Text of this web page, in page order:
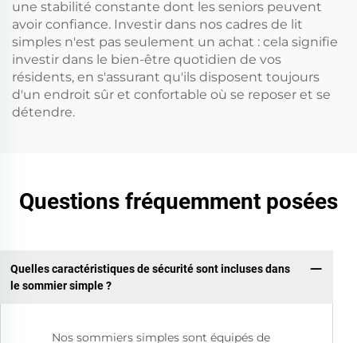
une stabilité constante dont les seniors peuvent
avoir confiance. Investir dans nos cadres de lit
simples n'est pas seulement un achat : cela signifie
investir dans le bien-être quotidien de vos
résidents, en s'assurant qu'ils disposent toujours
d'un endroit sûr et confortable où se reposer et se
détendre.
Questions fréquemment posées
Quelles caractéristiques de sécurité sont incluses dans
le sommier simple ?
Nos sommiers simples sont équipés de